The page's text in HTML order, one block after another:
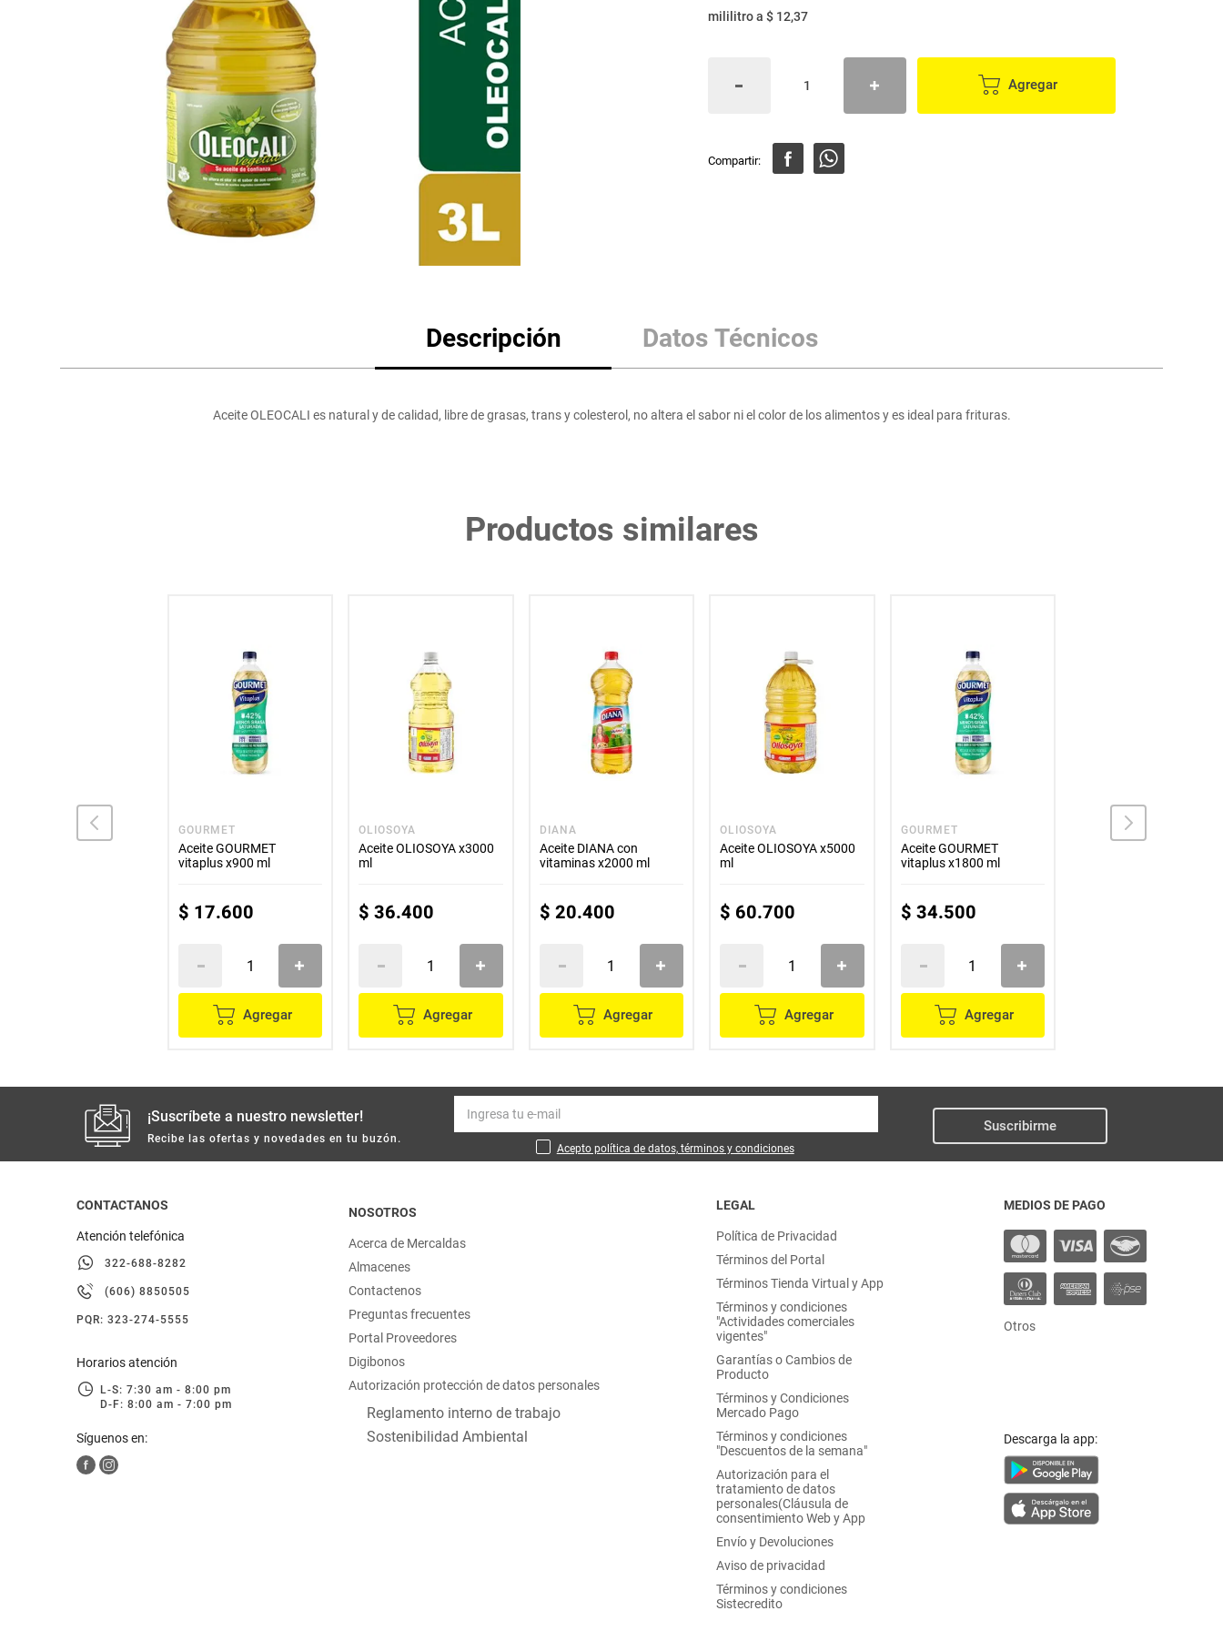
lácteos y refrigerados
vinos y licores
cuidado del bebé
otros
mililitroa $ 12,37
Agregar
Descripción Datos Técnicos
Aceite OLEOCALI es natural y de calidad, libre de grasas, trans y colesterol, no altera el sabor ni el color de los alimentos y es ideal para frituras.
Productos similares
GOURMET
Aceite GOURMET
vitaplus x900 ml
$ 17.600
Agregar
OLIOSOYA
Aceite OLIOSOYA x3000
ml
$ 36.400
Agregar
DIANA
Aceite DIANA con
vitaminas x2000 ml
$ 20.400
Agregar
OLIOSOYA
Aceite OLIOSOYA x5000
ml
$ 60.700
Agregar
GOURMET
Aceite GOURMET
vitaplus x1800 ml
$ 34.500
Agregar
GOURMET
¡Suscríbete a nuestro newsletter!
Recibe las ofertas y novedades en tu buzón.
Acepto política de datos, términos y condiciones
Suscribirme
CONTACTANOS
Atención telefónica
322-688-8282
(606) 8850505
PQR: 323-274-5555
Horarios atención
L-S: 7:30 am - 8:00 pm
D-F: 8:00 am - 7:00 pm
Síguenos en:
NOSOTROS
Acerca de Mercaldas
Almacenes
Contactenos
Preguntas frecuentes
Portal Proveedores
Digibonos
Autorización protección de datos personales
Reglamento interno de trabajo
Sostenibilidad Ambiental
LEGAL
Política de Privacidad
Términos del Portal
Términos Tienda Virtual y App
Términos y condiciones
"Actividades comerciales
vigentes"
Garantías o Cambios de
Producto
Términos y Condiciones
Mercado Pago
Términos y condiciones
"Descuentos de la semana"
Autorización para el
tratamiento de datos
personales(Cláusula de
consentimiento Web y App
Envío y Devoluciones
Aviso de privacidad
Términos y condiciones
Sistecredito
MEDIOS DE PAGO
Otros
Descarga la app: